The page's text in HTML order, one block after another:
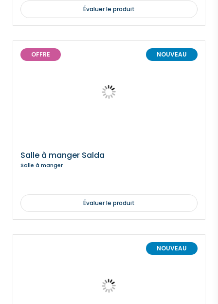
Évaluer le produit
OFFRE NOUVEAU
Salle à manger Salda
Salle à manger
Évaluer le produit
NOUVEAU